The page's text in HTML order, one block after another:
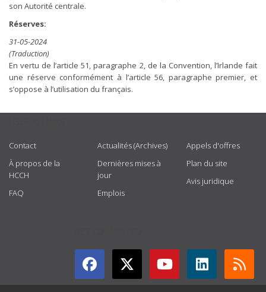
son Autorité centrale.
Réserves:
31-05-2024
(Traduction)
En vertu de l’article 51, paragraphe 2, de la Convention, l’Irlande fait
une réserve conformément à l’article 56, paragraphe premier, et
s’oppose à l’utilisation du français.
Contact
À propos de la
HCCH
FAQ
Actualités (Archives)
Dernières mises à
jour
Emplois
Appels d'offres
Plan du site
Avis juridique